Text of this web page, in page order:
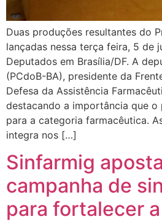
Duas produções resultantes do
lançadas nessa terça feira, 5 de
Deputados em Brasília/DF. A
(PCdoB-BA), presidente da
Defesa da Assistência
destacando a importância que
para a categoria farmacêutica.
integra nos […]
Sinfarmig
campanha de
para fortalecer